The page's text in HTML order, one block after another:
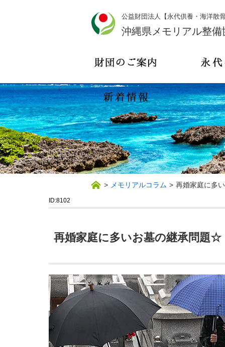
公益財団法人【永代供養・海洋散
沖縄県メモリアル整備
> メモリアルコラム > 再婚家庭に多
ID:8102
再婚家庭に多いお墓の継承問題